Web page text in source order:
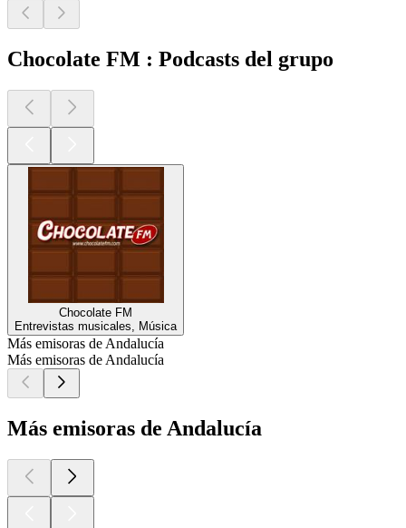
Chocolate FM : Podcasts del grupo
Chocolate FM
Entrevistas musicales, Música
Más emisoras de Andalucía
Más emisoras de Andalucía
Más emisoras de Andalucía